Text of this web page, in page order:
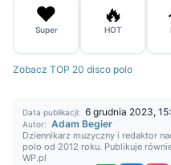
❤️
Super
🔥
HOT
Zobacz TOP 20 disco polo
Data publikacji: 6 grudnia 2023,
Autor: Adam Begier
Dziennikarz muzyczny i redaktor
polo od 2012 roku. Publikuje
WP.pl